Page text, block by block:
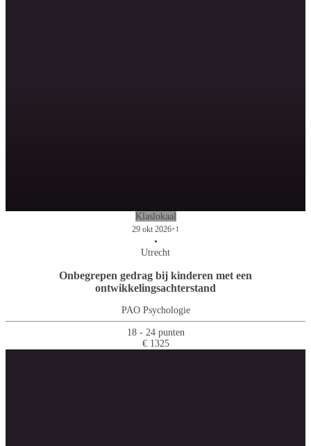
Klaslokaal
29 okt 2026+1
•
Utrecht
Onbegrepen gedrag bij kinderen met een
ontwikkelingsachterstand
PAO Psychologie
18 - 24 punten
€ 1325